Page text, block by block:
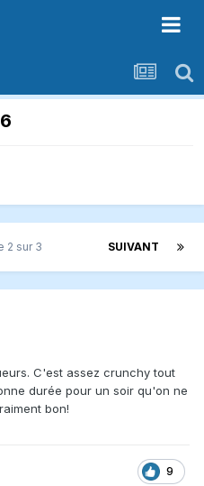
SUIVANT
2 sur 3
C'est assez crunchy tout
durée pour un soir qu'on ne
bon!
9